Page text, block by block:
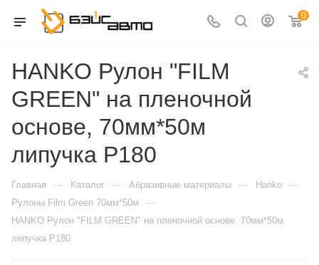
0
HANKO Рулон "FILM
GREEN" на пленочной
основе, 70мм*50м
липучка Р180
Главная — Каталог — Абразивные материалы — Hanko —
Рулоны Film Green 70мм*50м —
HANKO Рулон "FILM GREEN" на пленочной основе, 70мм*50м
липучка Р180